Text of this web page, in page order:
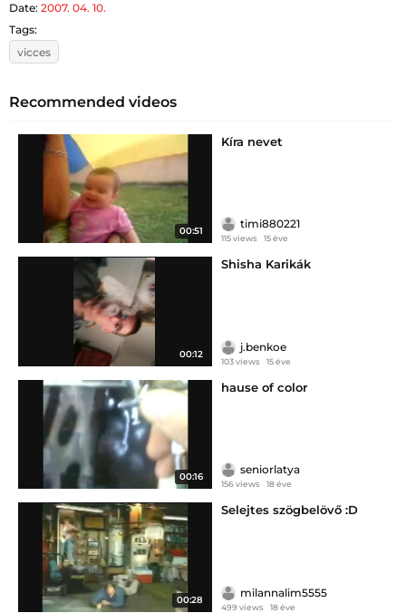
Date: 2007. 04. 10.
Tags:
vicces
Recommended videos
00:51
Kíra nevet
timi880221
115 views 15 éve
00:12
Shisha Karikák
j.benkoe
103 views 15 éve
00:16
hause of color
seniorlatya
156 views 18 éve
00:28
Selejtes szögbelövő :D
milannalim5555
499 views 18 éve